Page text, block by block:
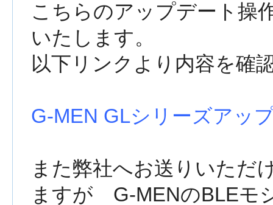
こちらのアップデート操
いたします。
以下リンクより内容を確
G-MEN GLシリーズアッ
また弊社へお送りいただ
ますが G-MENのBLE